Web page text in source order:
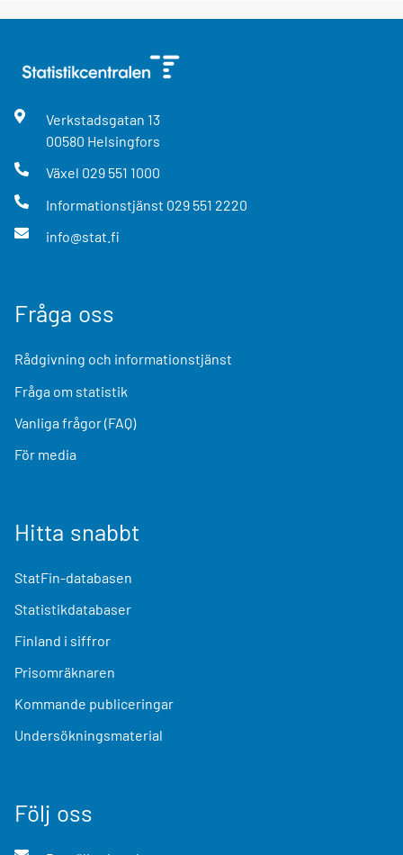
Verkstadsgatan 13
00580 Helsingfors
Växel 029 551 1000
Informationstjänst 029 551 2220
info@stat.fi
Fråga oss
Rådgivning och informationstjänst
Fråga om statistik
Vanliga frågor (FAQ)
För media
Hitta snabbt
StatFin-databasen
Statistikdatabaser
Finland i siffror
Prisomräknaren
Kommande publiceringar
Undersökningsmaterial
Följ oss